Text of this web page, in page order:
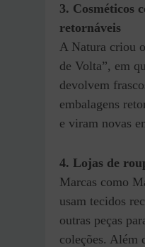
3. Cosméticos
retornáveis
A Natura criou
de Volta”, em
devolvem
embalagens
e viram novas
4. Lojas de
Marcas como
usam tecidos
outras peças
coleções. Além